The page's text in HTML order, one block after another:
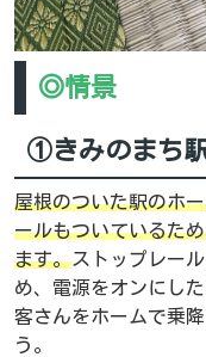
◎情景
①きみのまち
屋根のついた駅のホ
ールもついているた
ます。ストップレー
め、電源をオンにし
客さんをホームで乗
う。